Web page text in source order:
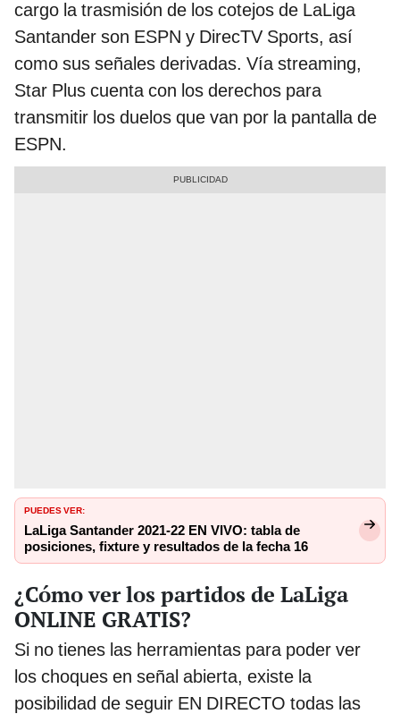
cargo la trasmisión de los cotejos de LaLiga
Santander son ESPN y DirecTV Sports, así
como sus señales derivadas. Vía streaming,
Star Plus cuenta con los derechos para
transmitir los duelos que van por la pantalla de
ESPN.
PUEDES VER:
LaLiga Santander 2021-22 EN VIVO: tabla de
posiciones, fixture y resultados de la fecha 16
¿Cómo ver los partidos de LaLiga
ONLINE GRATIS?
Si no tienes las herramientas para poder ver
los choques en señal abierta, existe la
posibilidad de seguir EN DIRECTO todas las